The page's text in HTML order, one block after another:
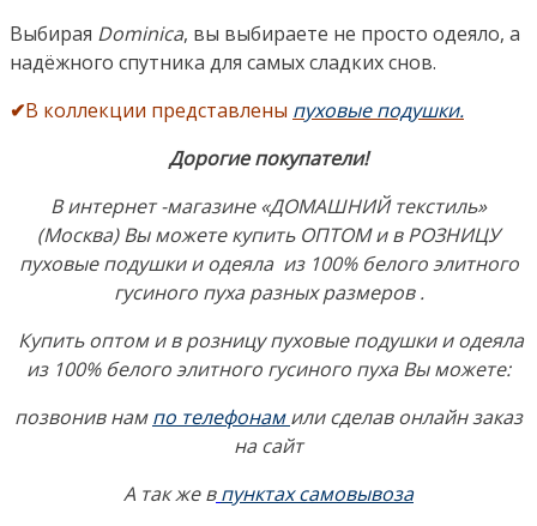
Выбирая Dominica, вы выбираете не просто одеяло, а
надёжного спутника для самых сладких снов.
✔В коллекции представлены пуховые подушки.
Дорогие покупатели!
В интернет -магазине «ДОМАШНИЙ текстиль»
(Москва) Вы можете купить ОПТОМ и в РОЗНИЦУ
пуховые подушки и одеяла из 100% белого элитного
гусиного пуха разных размеров .
Купить оптом и в розницу пуховые подушки и одеяла
из 100% белого элитного гусиного пуха Вы можете:
позвонив нампо телефонамили сделав онлайн заказ
на сайт
А так же в пунктах самовывоза